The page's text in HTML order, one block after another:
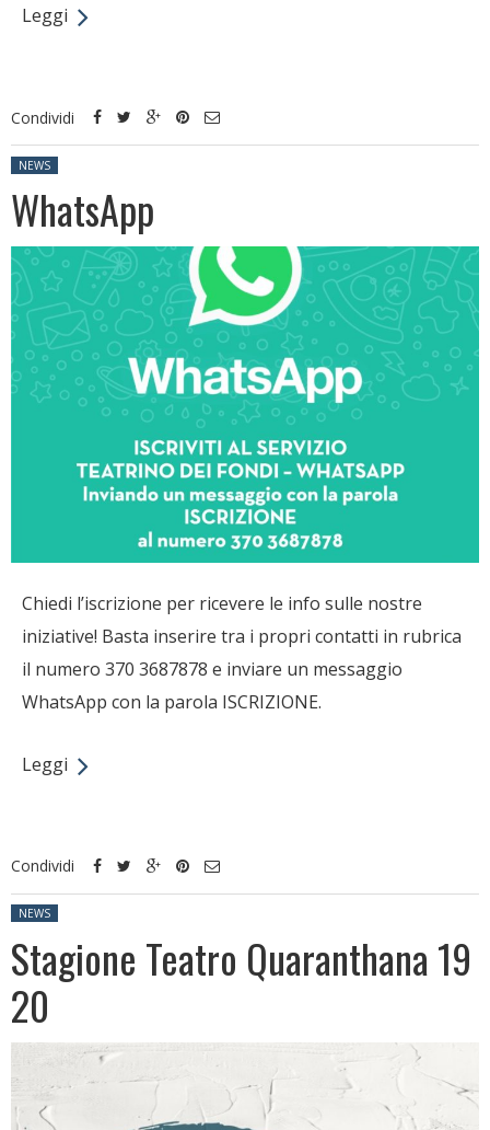
Leggi
Condividi
Posted in:
NEWS
WhatsApp
Chiedi l’iscrizione per ricevere le info sulle nostre
iniziative! Basta inserire tra i propri contatti in rubrica
il numero 370 3687878 e inviare un messaggio
WhatsApp con la parola ISCRIZIONE.
Leggi
Condividi
Posted in:
NEWS
Stagione Teatro Quaranthana 19
20